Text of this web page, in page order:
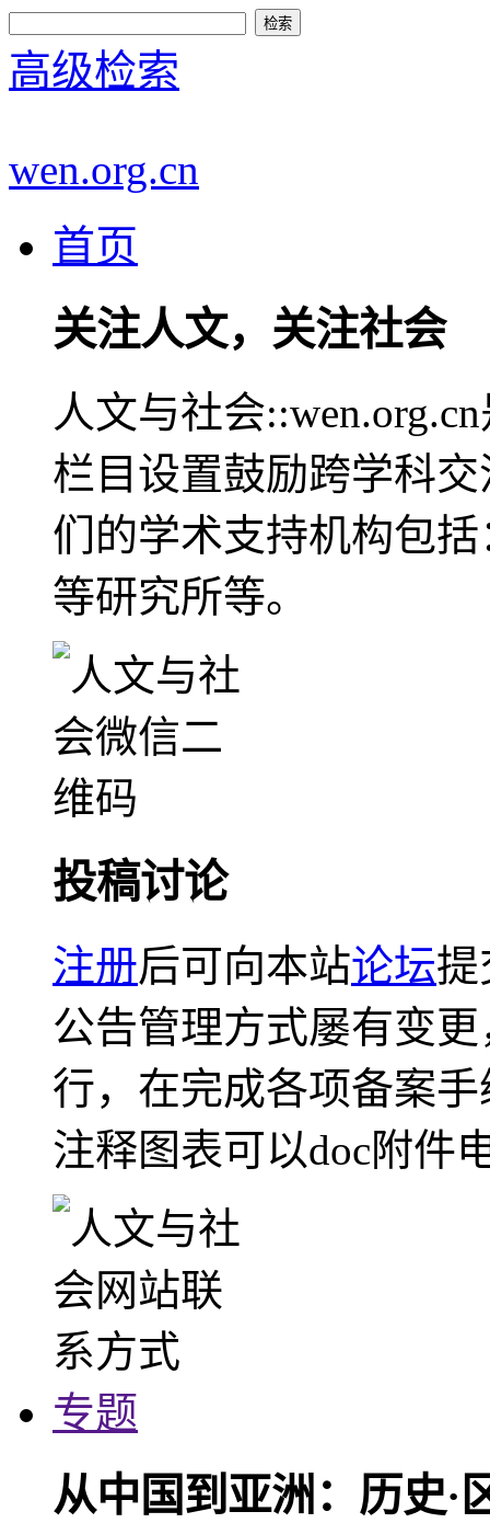
高级检索
wen.org.cn
首页
关注人文，关注社会
人文与社会
栏目设置鼓励跨学科
们的学术支持机构包
等研究所等。
投稿讨论
注册后可向本站论坛提
公告管理方式屡有变
行，在完成各项备案
注释图表可以doc附件
专题
从中国到亚洲：历史·